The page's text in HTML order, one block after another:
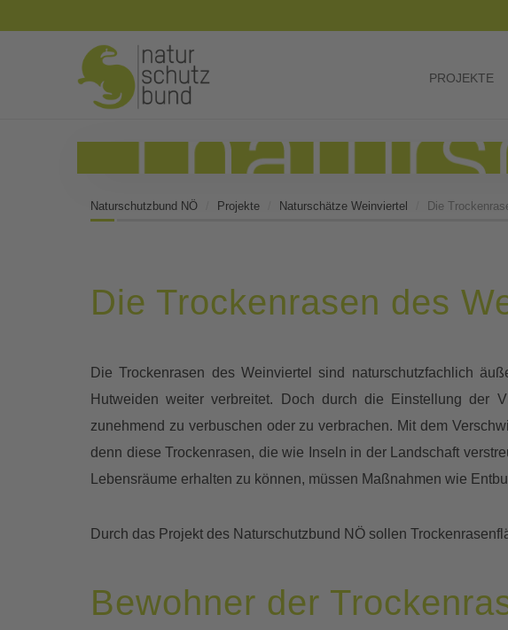
PROJEKTE
Naturschutzbund NÖ Projekte Naturschätze Weinviertel Die
Die Trockenrasen des
Die Trockenrasen des Weinviertel sind naturschutzfachlich
Hutweiden weiter verbreitet. Doch durch die Einstellung der
zunehmend zu verbuschen oder zu verbrachen. Mit dem
denn diese Trockenrasen, die wie Inseln in der Landschaft
Lebensräume erhalten zu können, müssen Maßnahmen wie
Durch das Projekt des Naturschutzbund NÖ sollen
Bewohner der